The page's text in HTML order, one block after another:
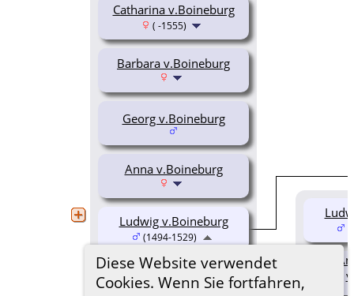
Diese Website verwendet
Cookies. Wenn Sie fortfahren,
Catharina v.Boineburg
( -1555)
Barbara v.Boineburg
Georg v.Boineburg
Anna v.Boineburg
Marg.II v.Boineburg
(1513-1570)
Ludwig v.Boineburg
(1494-1529)